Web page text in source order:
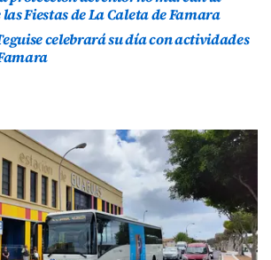
Fiestas de La Caleta de Famara
celebrará su día con actividades